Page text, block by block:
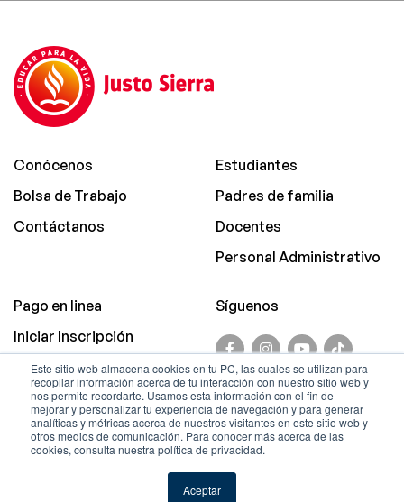
Este sitio web almacena cookies en tu PC, las cuales se utilizan para
recopilar información acerca de tu interacción con nuestro sitio web y
nos permite recordarte. Usamos esta información con el fin de
mejorar y personalizar tu experiencia de navegación y para generar
analíticas y métricas acerca de nuestros visitantes en este sitio web y
otros medios de comunicación. Para conocer más acerca de las
cookies, consulta nuestra política de privacidad.
Aceptar
Conócenos
Bolsa de Trabajo
Contáctanos
Estudiantes
Padres de familia
Docentes
Personal Administrativo
Pago en linea
Iniciar Inscripción
Promociones
Síguenos
Aviso de Privacidad
© Copyright.
Sistema Educativo Justo
Sierra.